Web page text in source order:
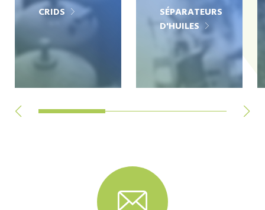
CRIDS
SÉPARATEURS
D'HUILES